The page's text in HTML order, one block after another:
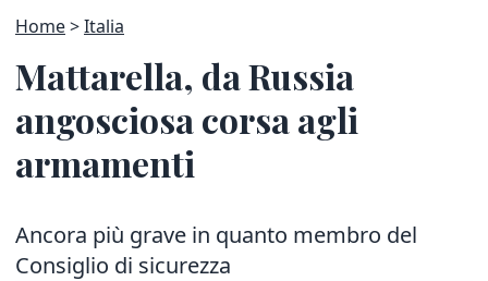
Home Italia
Mattarella, da Russia
angosciosa corsa agli
armamenti
Ancora più grave in quanto membro del
Consiglio di sicurezza